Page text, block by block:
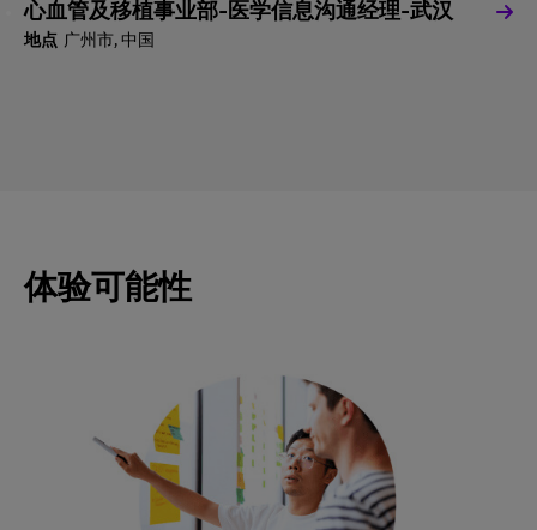
心血管及移植事业部-医学信息沟通经理-武汉
广州市, 中国
体验可能性